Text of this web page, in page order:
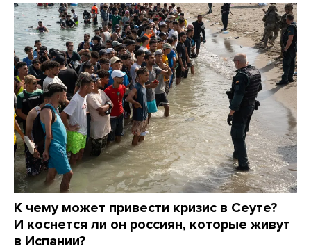
К чему может привести кризис в Сеуте?
И коснется ли он россиян, которые живут
в Испании?